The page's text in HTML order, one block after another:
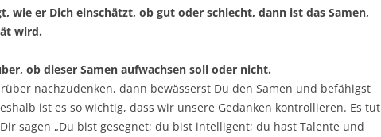
wie er Dich einschätzt, ob gut oder schlecht, dann ist das Samen,
wird.
ob dieser Samen aufwachsen soll oder nicht.
nachzudenken, dann bewässerst Du den Samen und befähigst
ist es so wichtig, dass wir unsere Gedanken kontrollieren. Es tut
sagen „Du bist gesegnet; du bist intelligent; du hast Talente und